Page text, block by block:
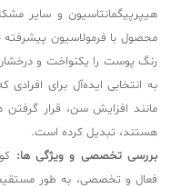
هیپرپیگمانتاسیون و سایر
محصول با فرمولاسیون پیشرفته
به انتخابی ایده‌آل برای
مانند افزایش سن، قرار
هستند، تبدیل کرده است.
بررسی تخصصی و ویژگی ها:
فعال و تخصصی، به طور